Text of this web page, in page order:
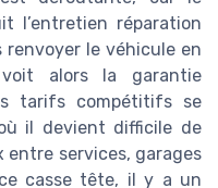
l’entretien réparation
le véhicule en
voit alors la garantie
tarifs compétitifs se
il devient difficile de
entre services, garages
casse tête, il y a un